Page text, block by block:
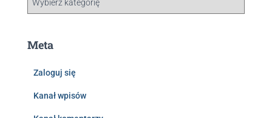
Meta
Zaloguj się
Kanał wpisów